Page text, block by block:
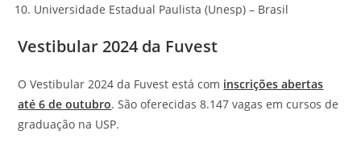
Universidade Estadual Paulista (Unesp) – Brasil
Vestibular 2024 da Fuvest
O Vestibular 2024 da Fuvest está com inscrições abertas
até 6 de outubro. São oferecidas 8.147 vagas em cursos de
graduação na USP.